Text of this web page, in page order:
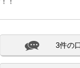
！
3件の